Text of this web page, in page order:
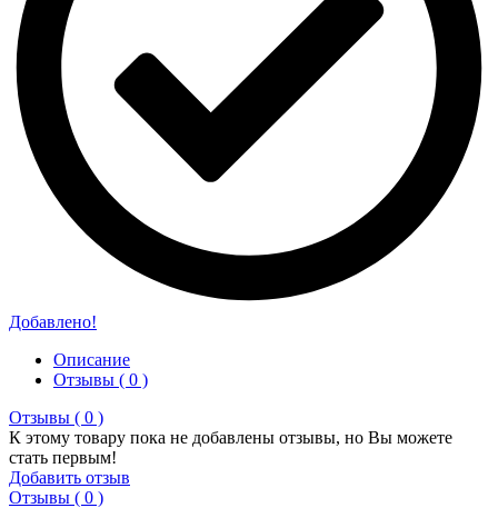
Добавлено!
Описание
Отзывы ( 0 )
Отзывы ( 0 )
К этому товару пока не добавлены отзывы, но Вы можете
стать первым!
Добавить отзыв
Отзывы ( 0 )